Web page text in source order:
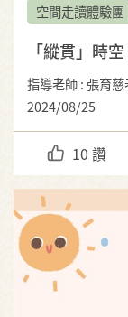
空間走讀體驗團
「縱貫」時空
指導老師 : 張育
2024/08/25
10 讚